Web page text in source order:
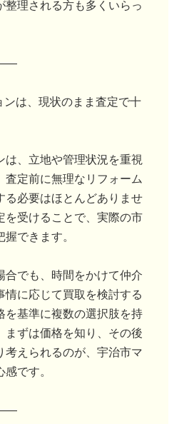
整理される方も多くいらっ
ンは、現状のまま査定で十
は、立地や管理状況を重視
査定前に無理なリフォーム
る必要はほとんどありませ
を受けることで、実際の市
できます。
合でも、時間をかけて仲介
情に応じて買取を検討する
を基準に複数の選択肢を持
まずは価格を知り、その後
考えられるのが、宇治市マ
です。